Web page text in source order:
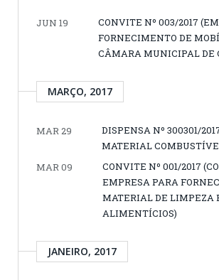
JUN 19
CONVITE Nº 003/2017
FORNECIMENTO DE
CÂMARA MUNICIPAL DE
MARÇO, 2017
MAR 29
DISPENSA Nº 300301/
MATERIAL
MAR 09
CONVITE Nº 001/2017
EMPRESA PARA
MATERIAL DE LIMPEZA
ALIMENTÍCIOS)
JANEIRO, 2017